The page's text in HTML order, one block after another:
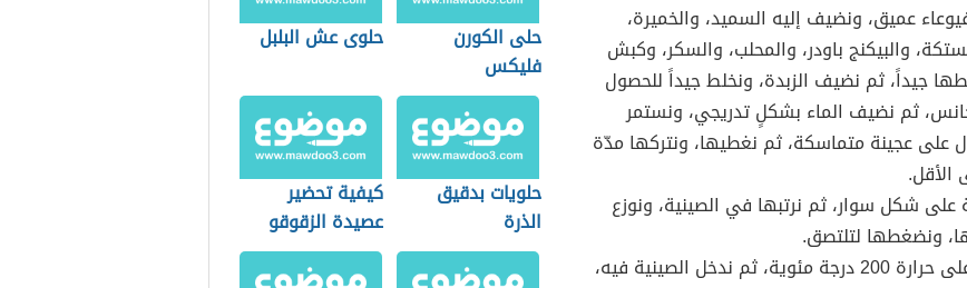
عميق، ونضيف إليه السميد، والخميرة،
والبيكنج باودر، والمحلب، والسكر، وكبش
جيداً، ثم نضيف الزبدة، ونخلط جيداً للحصول
ثم نضيف الماء بشكلٍ تدريجي، ونستمر
على عجينة متماسكة، ثم نغطيها، ونتركها مدّة
على شكل سوار، ثم نرتبها في الصينية، ونوزع
ونضغطها لتلتصق.
نسخن الفرن على حرارة 200 درجة مئوية، ثم ندخل الصينية فيه،
حلى الكورن
فليكس
حلوى عش البلبل
حلويات بدقيق
الذرة
كيفية تحضير
عصيدة الزقوقو